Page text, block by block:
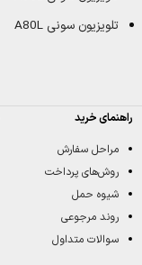
تلویزیون سونی A80L
راهنمای خرید
مراحل سفارش
روش‌های پرداخت
شیوه حمل
روند مرجوعی
سوالات متداول